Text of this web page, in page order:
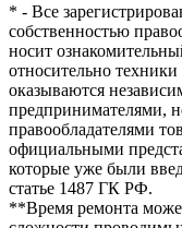
* - Все
собственностью
носит
относительно
оказываются
предпринимателями,
правообладателями
официальными
которые уже были
статье 1487 ГК РФ.
**Время ремонта